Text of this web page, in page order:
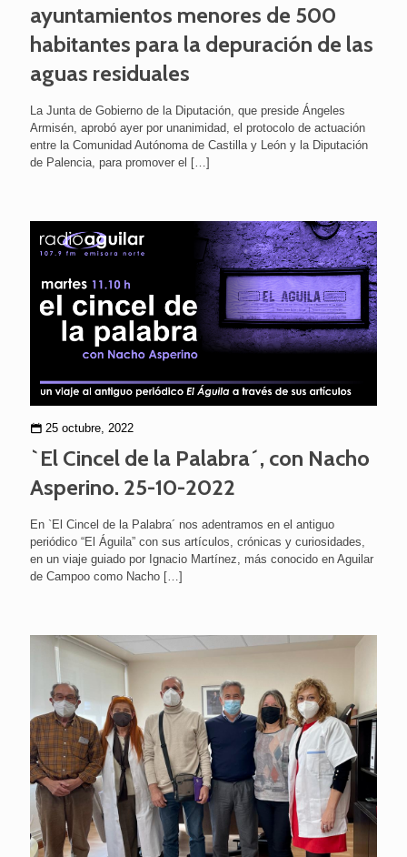
ayuntamientos menores de 500
habitantes para la depuración de las
aguas residuales
La Junta de Gobierno de la Diputación, que preside Ángeles
Armisén, aprobó ayer por unanimidad, el protocolo de actuación
entre la Comunidad Autónoma de Castilla y León y la Diputación
de Palencia, para promover el […]
25 octubre, 2022
`El Cincel de la Palabra´, con Nacho
Asperino. 25-10-2022
En `El Cincel de la Palabra´ nos adentramos en el antiguo
periódico “El Águila” con sus artículos, crónicas y curiosidades,
en un viaje guiado por Ignacio Martínez, más conocido en Aguilar
de Campoo como Nacho […]